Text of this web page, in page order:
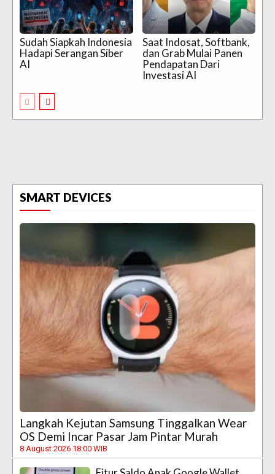
Sudah Siapkah Indonesia
Hadapi Serangan Siber
AI
Saat Indosat, Softbank,
dan Grab Mulai Panen
Pendapatan Dari
Investasi AI
SMART DEVICES
Langkah Kejutan Samsung Tinggalkan Wear
OS Demi Incar Pasar Jam Pintar Murah
8 August 2026 18:00 WIB